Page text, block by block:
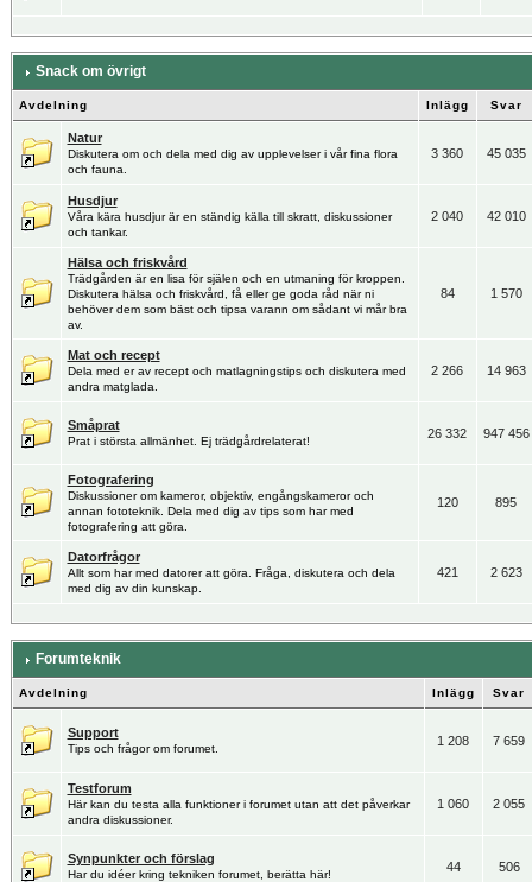
Snack om övrigt
Avdelning Inlägg Svar
Natur
Diskutera om och dela med dig av upplevelser i vår fina flora
och fauna.
3 360 45 035
Husdjur
Våra kära husdjur är en ständig källa till skratt, diskussioner
och tankar.
2 040 42 010
Hälsa och friskvård
Trädgården är en lisa för själen och en utmaning för kroppen.
Diskutera hälsa och friskvård, få eller ge goda råd när ni
behöver dem som bäst och tipsa varann om sådant vi mår bra
av.
84 1 570
Mat och recept
Dela med er av recept och matlagningstips och diskutera med
andra matglada.
2 266 14 963
Småprat
Prat i största allmänhet. Ej trädgårdrelaterat!
26 332 947 456
Fotografering
Diskussioner om kameror, objektiv, engångskameror och
annan fototeknik. Dela med dig av tips som har med
fotografering att göra.
120 895
Datorfrågor
Allt som har med datorer att göra. Fråga, diskutera och dela
med dig av din kunskap.
421 2 623
Forumteknik
Avdelning Inlägg Svar
Support
Tips och frågor om forumet.
1 208 7 659
Testforum
Här kan du testa alla funktioner i forumet utan att det påverkar
andra diskussioner.
1 060 2 055
Synpunkter och förslag
Har du idéer kring tekniken forumet, berätta här!
44 506